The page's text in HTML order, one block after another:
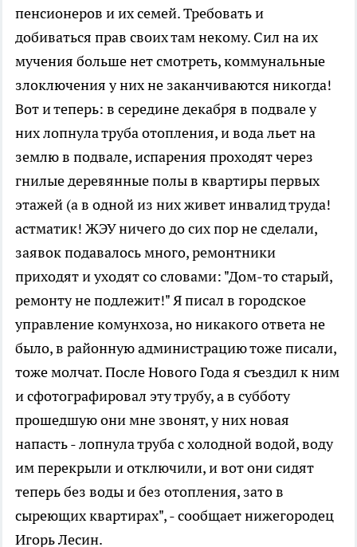
пенсионеров и их семей. Требовать и
добиваться прав своих там некому. Сил на их
мучения больше нет смотреть, коммунальные
злоключения у них не заканчиваются никогда!
Вот и теперь: в середине декабря в подвале у
них лопнула труба отопления, и вода льет на
землю в подвале, испарения проходят через
гнилые деревянные полы в квартиры первых
этажей (а в одной из них живет инвалид труда!
астматик! ЖЭУ ничего до сих пор не сделали,
заявок подавалось много, ремонтники
приходят и уходят со словами: "Дом-то старый,
ремонту не подлежит!" Я писал в городское
управление комунхоза, но никакого ответа не
было, в районную администрацию тоже писали,
тоже молчат. После Нового Года я съездил к ним
и сфотографировал эту трубу, а в субботу
прошедшую они мне звонят, у них новая
напасть - лопнула труба с холодной водой, воду
им перекрыли и отключили, и вот они сидят
теперь без воды и без отопления, зато в
сыреющих квартирах", - сообщает нижегородец
Игорь Лесин.